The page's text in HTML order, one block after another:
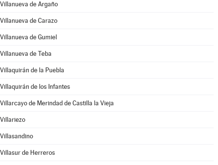
Villanueva de Argaño
Villanueva de Carazo
Villanueva de Gumiel
Villanueva de Teba
Villaquirán de la Puebla
Villaquirán de los Infantes
Villarcayo de Merindad de Castilla la Vieja
Villariezo
Villasandino
Villasur de Herreros